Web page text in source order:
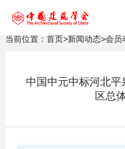
当前位置： 首页>新闻动态>会员
中国中元中标河北平
区总